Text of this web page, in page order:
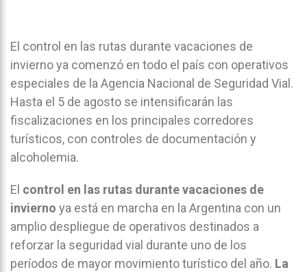
El control en las rutas durante vacaciones de
invierno ya comenzó en todo el país con operativos
especiales de la Agencia Nacional de Seguridad Vial.
Hasta el 5 de agosto se intensificarán las
fiscalizaciones en los principales corredores
turísticos, con controles de documentación y
alcoholemia.
El control en las rutas durante vacaciones de
invierno ya está en marcha en la Argentina con un
amplio despliegue de operativos destinados a
reforzar la seguridad vial durante uno de los
períodos de mayor movimiento turístico del año. La